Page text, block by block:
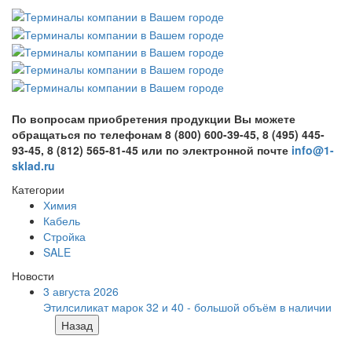
По вопросам приобретения продукции Вы можете
обращаться по телефонам 8 (800) 600-39-45, 8 (495) 445-
93-45, 8 (812) 565-81-45 или по электронной почте info@1-
sklad.ru
Категории
Химия
Кабель
Стройка
SALE
Новости
3 августа 2026
Этилсиликат марок 32 и 40 - большой объём в наличии
Назад